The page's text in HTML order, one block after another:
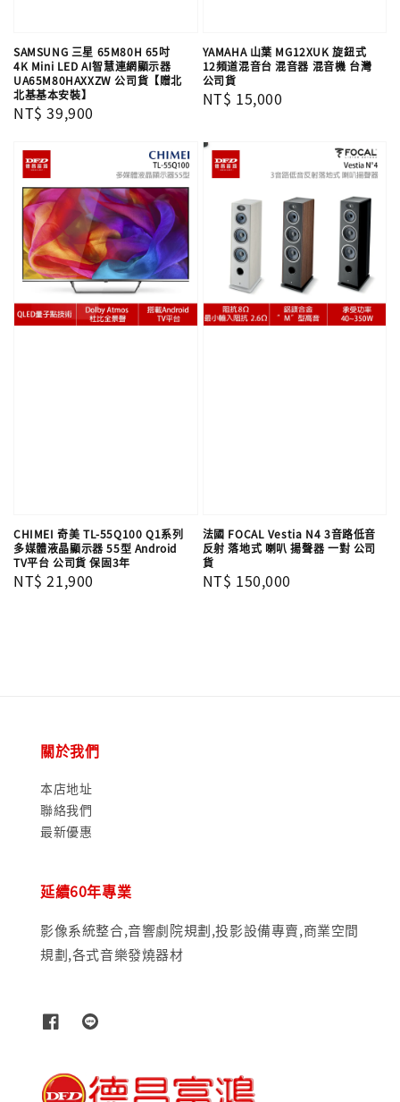
SAMSUNG 三星 65M80H 65吋
4K Mini LED AI智慧連網顯示器
UA65M80HAXXZW 公司貨【贈北
北基基本安裝】
Regular
NT$ 39,900
YAMAHA 山葉 MG12XUK 旋鈕式
12頻道混音台 混音器 混音機 台灣
公司貨
Regular
NT$ 15,000
CHIMEI 奇美 TL-55Q100 Q1系列
多媒體液晶顯示器 55型 Android
TV平台 公司貨 保固3年
Regular
NT$ 21,900
法國 FOCAL Vestia N4 3音路低音
反射 落地式 喇叭 揚聲器 一對 公司
貨
Regular
NT$ 150,000
關於我們
本店地址
聯絡我們
最新優惠
延續60年專業
影像系統整合,音響劇院規劃,投影設備專賣,商業空間
規劃,各式音樂發燒器材